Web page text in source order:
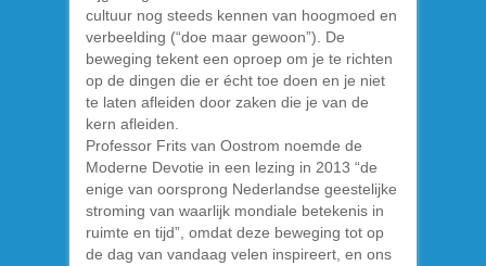
cultuur nog steeds kennen van hoogmoed en
verbeelding (“doe maar gewoon”). De
beweging tekent een oproep om je te richten
op de dingen die er écht toe doen en je niet
te laten afleiden door zaken die je van de
kern afleiden.
Professor Frits van Oostrom noemde de
Moderne Devotie in een lezing in 2013 “de
enige van oorsprong Nederlandse geestelijke
stroming van waarlijk mondiale betekenis in
ruimte en tijd”, omdat deze beweging tot op
de dag van vandaag velen inspireert, en ons